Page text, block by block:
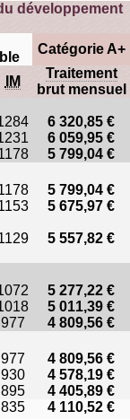
développement
Catégorie A+
IM
Traitement
brut mensuel
6 320,85 €
6 059,95 €
5 799,04 €
5 799,04 €
5 675,97 €
5 557,82 €
5 277,22 €
5 011,39 €
977
4 809,56 €
977
4 809,56 €
930
4 578,19 €
895
4 405,89 €
835 4 110,52 €